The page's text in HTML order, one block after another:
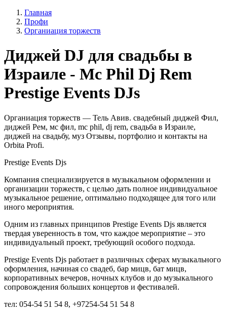
Главная
Профи
Органиация торжеств
Диджей DJ для свадьбы в
Израиле - Mc Phil Dj Rem
Prestige Events DJs
Органиация торжеств — Тель Авив. свадебный диджей Фил,
диджей Рем, мс фил, mc phil, dj rem, свадьба в Израиле,
диджей на свадьбу, муз Отзывы, портфолио и контакты на
Orbita Profi.
Prestige Events Djs
Компания специализируется в музыкальном оформлении и
организации торжеств, с целью дать полное индивидуальное
музыкальное решение, оптимально подходящее для того или
иного мероприятия.
Одним из главных принципов Prestige Events Djs является
твердая уверенность в том, что каждое мероприятие – это
индивидуальный проект, требующий особого подхода.
Prestige Events Djs работает в различных сферах музыкального
оформления, начиная со свадеб, бар мицв, бат мицв,
корпоративных вечеров, ночных клубов и до музыкального
сопровождения больших концертов и фестивалей.
тел: 054-54 51 54 8, +97254-54 51 54 8